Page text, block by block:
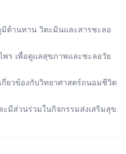
มิต้านทาน วิตะมินและสารชะลอ
พร เพื่อดูแลสุขภาพและชะลอวัย
ยวข้องกับวิทยาศาสตร์ถนอมชีวิต
มีส่วนร่วมในกิจกรรมส่งเสริมสุข